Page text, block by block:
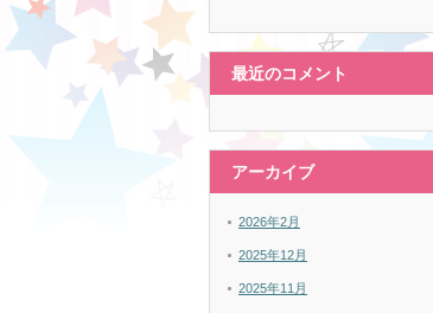
最近のコメント
アーカイブ
2026年2月
2025年12月
2025年11月